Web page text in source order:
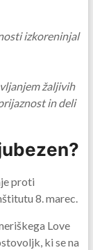
izkoreninjal
žaljivih
in deli
proti
8. marec.
Love
ki se na